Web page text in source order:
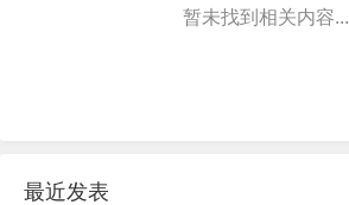
暂未找到相关内容...
最近发表